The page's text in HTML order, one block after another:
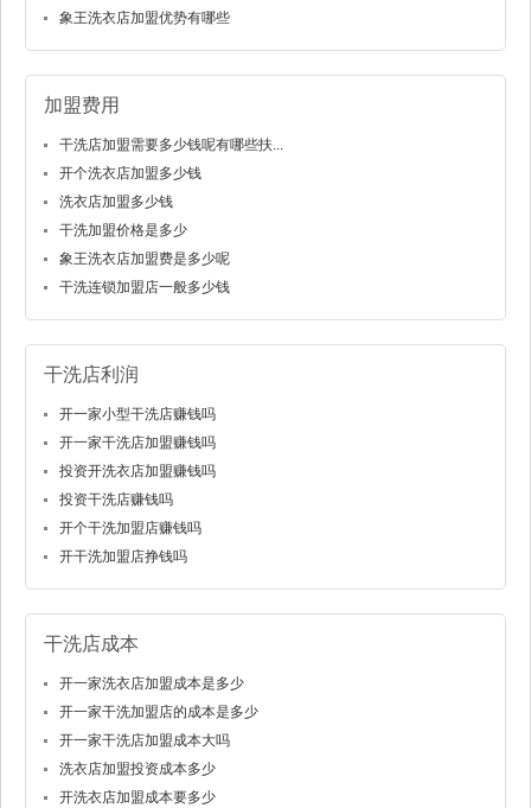
象王洗衣店加盟优势有哪些
加盟费用
干洗店加盟需要多少钱呢有哪些扶...
开个洗衣店加盟多少钱
洗衣店加盟多少钱
干洗加盟价格是多少
象王洗衣店加盟费是多少呢
干洗连锁加盟店一般多少钱
干洗店利润
开一家小型干洗店赚钱吗
开一家干洗店加盟赚钱吗
投资开洗衣店加盟赚钱吗
投资干洗店赚钱吗
开个干洗加盟店赚钱吗
开干洗加盟店挣钱吗
干洗店成本
开一家洗衣店加盟成本是多少
开一家干洗加盟店的成本是多少
开一家干洗店加盟成本大吗
洗衣店加盟投资成本多少
开洗衣店加盟成本要多少